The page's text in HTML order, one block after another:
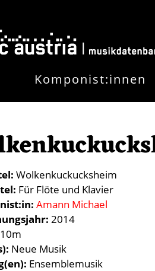
Komponist:innen
Wolkenkuckucksheim
Für Flöte und Klavier
Amann Michael
2014
10m
Neue Musik
Ensemblemusik